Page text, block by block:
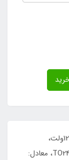
ترانزیستور IGBT مدل IRG7PH35U، ولتاژ: 1200ولت،
جریان‌دهی: 35 آمپر، توان: 210 وات، پکیچ TO247، معادل: